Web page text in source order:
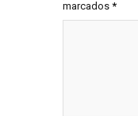
marcados *